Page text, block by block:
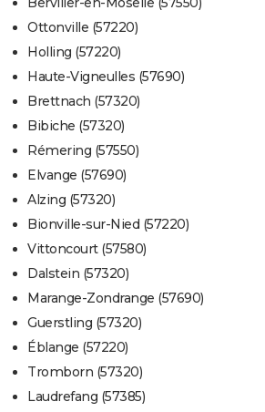
Ottonville (57220)
Holling (57220)
Haute-Vigneulles (57690)
Brettnach (57320)
Bibiche (57320)
Rémering (57550)
Elvange (57690)
Alzing (57320)
Bionville-sur-Nied (57220)
Vittoncourt (57580)
Dalstein (57320)
Marange-Zondrange (57690)
Guerstling (57320)
Éblange (57220)
Tromborn (57320)
Laudrefang (57385)